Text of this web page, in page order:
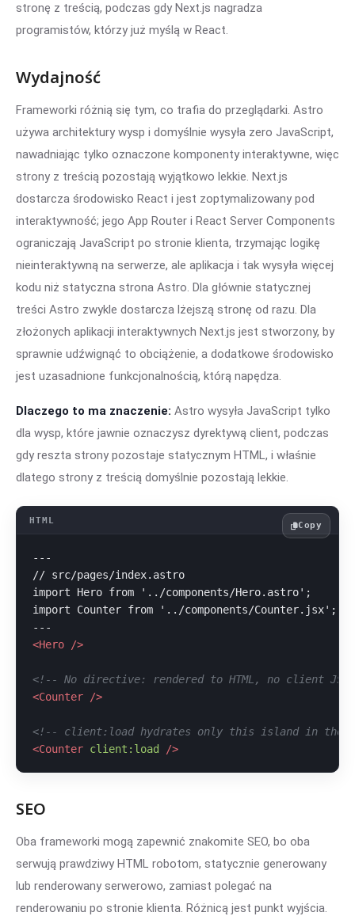
stronę z treścią, podczas gdy Next.js nagradza
programistów, którzy już myślą w React.
Wydajność
Frameworki różnią się tym, co trafia do przeglądarki. Astro
używa architektury wysp i domyślnie wysyła zero JavaScript,
nawadniając tylko oznaczone komponenty interaktywne, więc
strony z treścią pozostają wyjątkowo lekkie. Next.js
dostarcza środowisko React i jest zoptymalizowany pod
interaktywność; jego App Router i React Server Components
ograniczają JavaScript po stronie klienta, trzymając logikę
nieinteraktywną na serwerze, ale aplikacja i tak wysyła więcej
kodu niż statyczna strona Astro. Dla głównie statycznej
treści Astro zwykle dostarcza lżejszą stronę od razu. Dla
złożonych aplikacji interaktywnych Next.js jest stworzony, by
sprawnie udźwignąć to obciążenie, a dodatkowe środowisko
jest uzasadnione funkcjonalnością, którą napędza.
Dlaczego to ma znaczenie: Astro wysyła JavaScript tylko
dla wysp, które jawnie oznaczysz dyrektywą client, podczas
gdy reszta strony pozostaje statycznym HTML, i właśnie
dlatego strony z treścią domyślnie pozostają lekkie.
---
// src/pages/index.astro
import Hero from '../components/Hero.astro';
import Counter from '../components/Counter.jsx'; //
<Hero />
<!-- No directive: rendered to HTML, no client JS
<Counter />
<!-- client:load hydrates only this island in the
<Counter client:load />
Copy
SEO
Oba frameworki mogą zapewnić znakomite SEO, bo oba
serwują prawdziwy HTML robotom, statycznie generowany
lub renderowany serwerowo, zamiast polegać na
renderowaniu po stronie klienta. Różnicą jest punkt wyjścia.